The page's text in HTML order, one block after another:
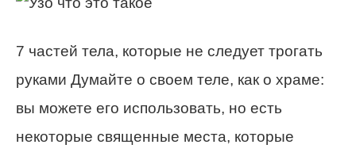
7 частей тела, которые не следует трогать
руками Думайте о своем теле, как о храме:
вы можете его использовать, но есть
некоторые священные места, которые